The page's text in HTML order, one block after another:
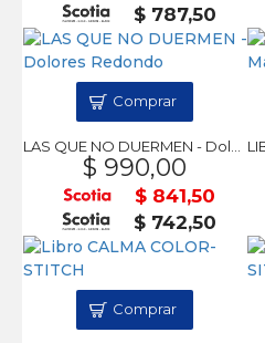
$ 787,50
$ 990,00
$ 841,50
$ 742,50
Comprar
Comprar